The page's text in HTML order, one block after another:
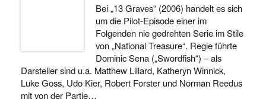
Bei „13 Graves“ (2006) handelt es sich
um die Pilot-Episode einer im
Folgenden nie gedrehten Serie im Stile
von „National Treasure“. Regie führte
Dominic Sena („Swordfish“) – als
Darsteller sind u.a. Matthew Lillard, Katheryn Winnick,
Luke Goss, Udo Kier, Robert Forster und Norman Reedus
mit von der Partie…